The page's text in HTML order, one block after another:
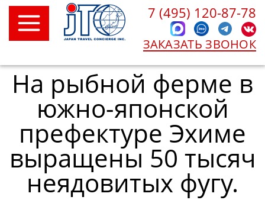
7 (495) 120-87-78
ЗАКАЗАТЬ ЗВОНОК
На рыбной ферме в
южно-японской
префектуре Эхиме
выращены 50 тысяч
неядовитых фугу.